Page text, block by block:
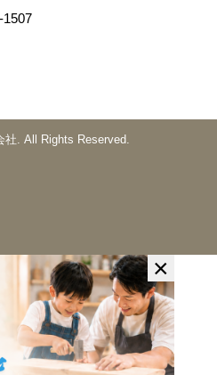
1507
社. All Rights Reserved.
×